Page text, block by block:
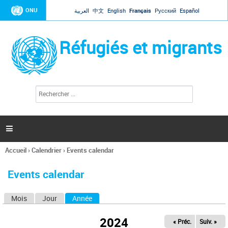
Jump to navigation
ONU العربية 中文 English Français Русский Español
Réfugiés et migrants
l
c
h
e

Vous
ici
Accueil›Calendrier› Events calendar
Events calendar
Mois Jour Année
2024 « Préc. Suiv. »